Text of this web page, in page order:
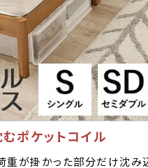
ポケットコイル
重が掛かった部分だけ沈み